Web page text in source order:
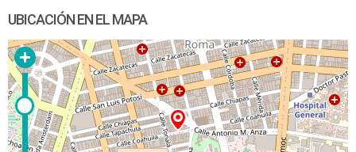
UBICACIÓN EN EL MAPA